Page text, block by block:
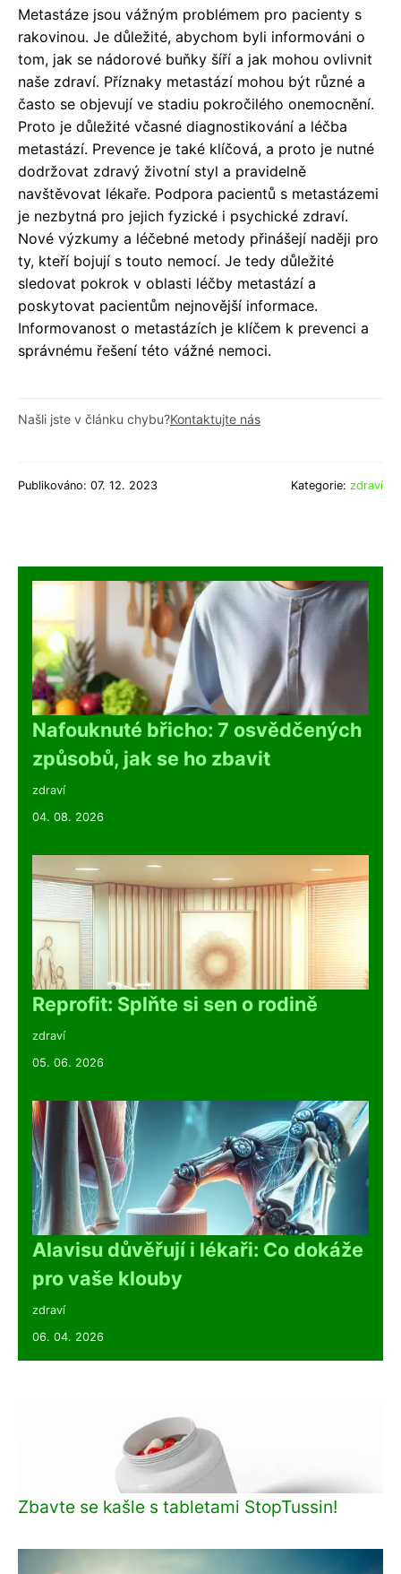
Metastáze jsou vážným problémem pro pacienty s
rakovinou. Je důležité, abychom byli informováni o
tom, jak se nádorové buňky šíří a jak mohou ovlivnit
naše zdraví. Příznaky metastází mohou být různé a
často se objevují ve stadiu pokročilého onemocnění.
Proto je důležité včasné diagnostikování a léčba
metastází. Prevence je také klíčová, a proto je nutné
dodržovat zdravý životní styl a pravidelně
navštěvovat lékaře. Podpora pacientů s metastázemi
je nezbytná pro jejich fyzické i psychické zdraví.
Nové výzkumy a léčebné metody přinášejí naději pro
ty, kteří bojují s touto nemocí. Je tedy důležité
sledovat pokrok v oblasti léčby metastází a
poskytovat pacientům nejnovější informace.
Informovanost o metastázích je klíčem k prevenci a
správnému řešení této vážné nemoci.
Našli jste v článku chybu?Kontaktujte nás
Publikováno: 07. 12. 2023 Kategorie: zdraví
Nafouknuté břicho: 7 osvědčených
způsobů, jak se ho zbavit
zdraví
04. 08. 2026
Reprofit: Splňte si sen o rodině
zdraví
05. 06. 2026
Alavisu důvěřují i lékaři: Co dokáže
pro vaše klouby
zdraví
06. 04. 2026
Zbavte se kašle s tabletami StopTussin!